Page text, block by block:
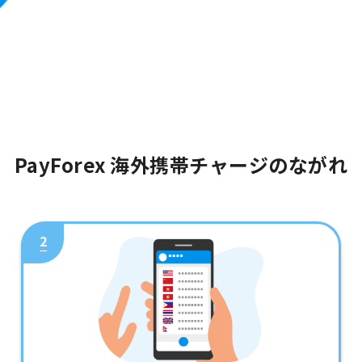
PayForex 海外携帯チャージのながれ
2